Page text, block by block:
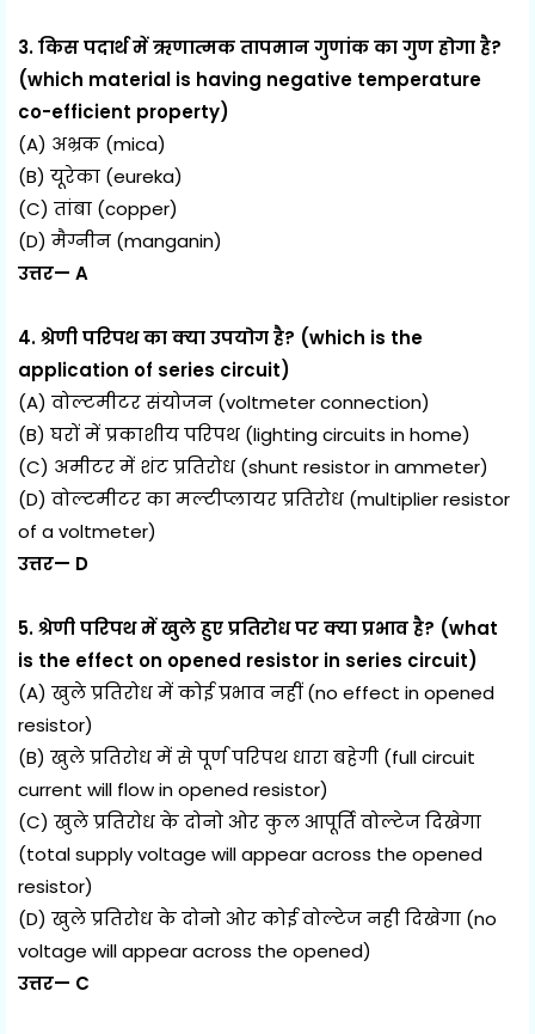
3. किस पदार्थ में ऋणात्मक तापमान गुणांक का गुण होगा है?
(which material is having negative temperature
co-efficient property)
(A) अभ्रक (mica)
(B) यूरेका (eureka)
(C) तांबा (copper)
(D) मैग्नीन (manganin)
उत्तर— A
4. श्रेणी परिपथ का क्या उपयोग है? (which is the
application of series circuit)
(A) वोल्टमीटर संयोजन (voltmeter connection)
(B) घरों में प्रकाशीय परिपथ (lighting circuits in home)
(C) अमीटर में शंट प्रतिरोध (shunt resistor in ammeter)
(D) वोल्टमीटर का मल्टीप्लायर प्रतिरोध (multiplier resistor
of a voltmeter)
उत्तर— D
5. श्रेणी परिपथ में खुले हुए प्रतिरोध पर क्या प्रभाव है? (what
is the effect on opened resistor in series circuit)
(A) खुले प्रतिरोध में कोई प्रभाव नहीं (no effect in opened
resistor)
(B) खुले प्रतिरोध में से पूर्ण परिपथ धारा बहेगी (full circuit
current will flow in opened resistor)
(C) खुले प्रतिरोध के दोनो ओर कुल आपूर्ति वोल्टेज दिखेगा
(total supply voltage will appear across the opened
resistor)
(D) खुले प्रतिरोध के दोनो ओर कोई वोल्टेज नही दिखेगा (no
voltage will appear across the opened)
उत्तर— C